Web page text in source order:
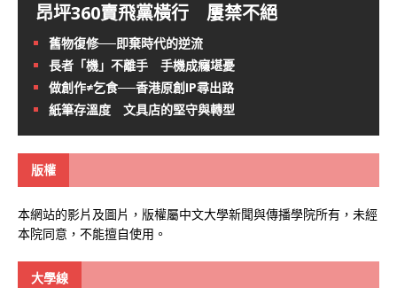
昂坪360賣飛黨橫行 屢禁不絕
舊物復修──即棄時代的逆流
長者「機」不離手 手機成癮堪憂
做創作≠乞食──香港原創IP尋出路
紙筆存溫度 文具店的堅守與轉型
版權
本網站的影片及圖片，版權屬中文大學新聞與傳播學院所有，未經
本院同意，不能擅自使用。
大學線